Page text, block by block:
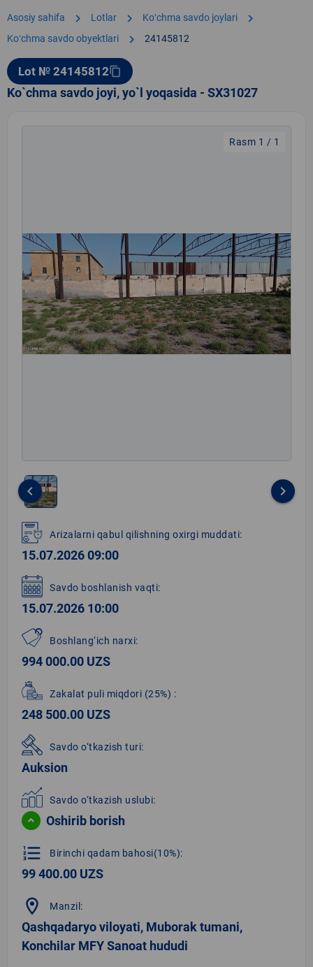
Asosiy sahifa chevron_right Lotlar chevron_right Koʻchma savdo joylari chevron_right
Koʻchma savdo obyektlari chevron_right 24145812
Lot № 24145812content_copy
Ko`chma savdo joyi, yo`l yoqasida - SX31027
Rasm 1 / 1
1
of
1
keyboard_arrow_left keyboard_arrow_right
Arizalarni qabul qilishning oxirgi muddati:
15.07.2026 09:00
Savdo boshlanish vaqti:
15.07.2026 10:00
Boshlang‘ich narxi:
994 000.00 UZS
Zakalat puli miqdori (25%) :
248 500.00 UZS
Savdo o‘tkazish turi:
Auksion
Savdo o‘tkazish uslubi:
Oshirib borish
format_list_numbered Birinchi qadam bahosi(10%):
99 400.00 UZS
location_on Manzil:
Qashqadaryo viloyati, Muborak tumani,
Konchilar MFY Sanoat hududi